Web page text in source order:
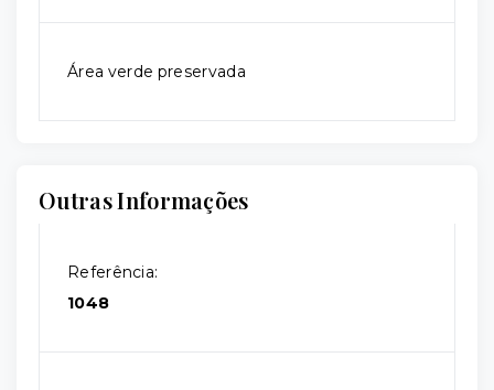
Área verde preservada
Outras Informações
Referência:
1048